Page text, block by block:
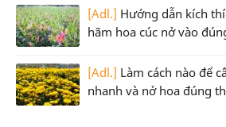
[Adl.] Hướng dẫn kích
hãm hoa cúc nở vào
[Adl.] Làm cách nào để
nhanh và nở hoa đúng